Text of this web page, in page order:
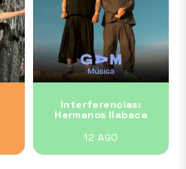
Interferencias:
Hermanos Ilabaca
12 AGO